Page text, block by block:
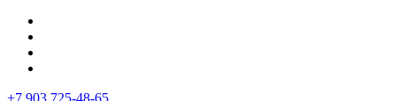
+7 903 725-48-65